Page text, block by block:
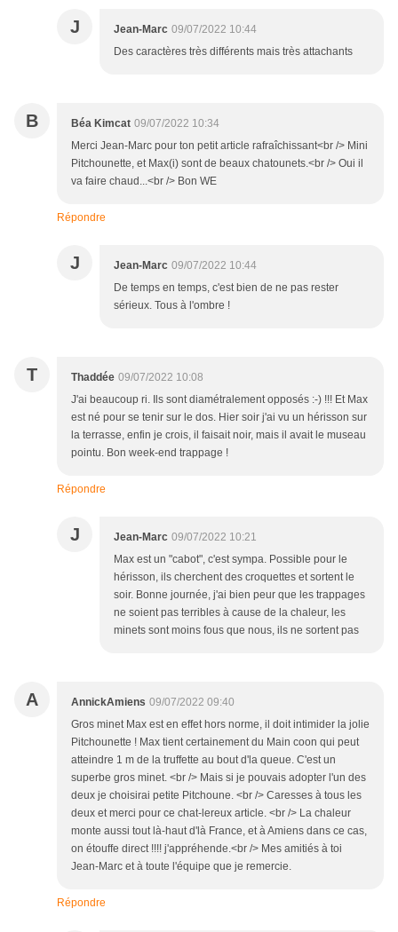
J Jean-Marc 09/07/2022 10:44
Des caractères très différents mais très attachants
B Béa Kimcat 09/07/2022 10:34
Merci Jean-Marc pour ton petit article rafraîchissant<br /> Mini
Pitchounette, et Max(i) sont de beaux chatounets.<br /> Oui il
va faire chaud...<br /> Bon WE
Répondre
J Jean-Marc 09/07/2022 10:44
De temps en temps, c'est bien de ne pas rester
sérieux. Tous à l'ombre !
T Thaddée 09/07/2022 10:08
J'ai beaucoup ri. Ils sont diamétralement opposés :-) !!! Et Max
est né pour se tenir sur le dos. Hier soir j'ai vu un hérisson sur
la terrasse, enfin je crois, il faisait noir, mais il avait le museau
pointu. Bon week-end trappage !
Répondre
J Jean-Marc 09/07/2022 10:21
Max est un "cabot", c'est sympa. Possible pour le
hérisson, ils cherchent des croquettes et sortent le
soir. Bonne journée, j'ai bien peur que les trappages
ne soient pas terribles à cause de la chaleur, les
minets sont moins fous que nous, ils ne sortent pas
A AnnickAmiens 09/07/2022 09:40
Gros minet Max est en effet hors norme, il doit intimider la jolie
Pitchounette ! Max tient certainement du Main coon qui peut
atteindre 1 m de la truffette au bout d'la queue. C'est un
superbe gros minet. <br /> Mais si je pouvais adopter l'un des
deux je choisirai petite Pitchoune. <br /> Caresses à tous les
deux et merci pour ce chat-lereux article. <br /> La chaleur
monte aussi tout là-haut d'là France, et à Amiens dans ce cas,
on étouffe direct !!!! j'appréhende.<br /> Mes amitiés à toi
Jean-Marc et à toute l'équipe que je remercie.
Répondre